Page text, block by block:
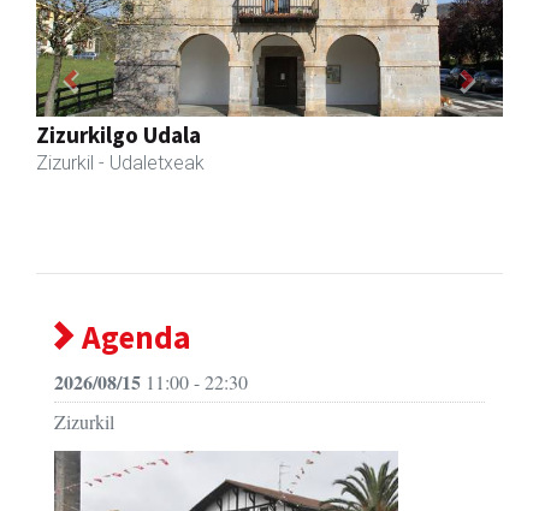
Zizurkilgo Udala
Zizurkil - Udaletxeak
Previous Next
Agenda
2026/08/15 11:00 - 22:30
Zizurkil